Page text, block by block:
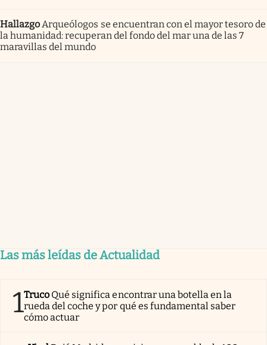
Hallazgo Arqueólogos se encuentran con el mayor tesoro de
la humanidad: recuperan del fondo del mar una de las 7
maravillas del mundo
Las más leídas de Actualidad
1Truco Qué significa encontrar una botella en la
rueda del coche y por qué es fundamental saber
cómo actuar